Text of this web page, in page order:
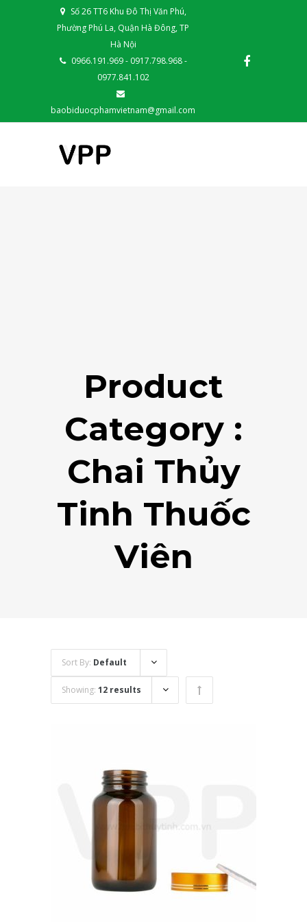
Số 26 TT6 Khu Đô Thị Văn Phú,
Phường Phú La, Quận Hà Đông, TP
Hà Nội
0966.191.969 - 0917.798.968 -
0977.841.102
baobiduocphamvietnam@gmail.com
Product
Category :
Chai Thủy
Tinh Thuốc
Viên
Sort By: Default
Showing: 12 results